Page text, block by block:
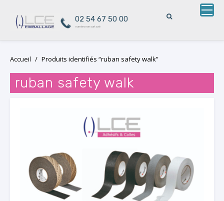
02 54 67 50 00
numéro non surtaxé
content
Accueil / Produits identifiés “ruban safety walk”
ruban safety walk